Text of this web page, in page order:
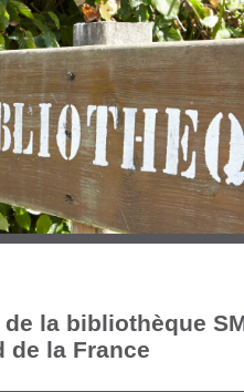
la bibliothèque
de la France